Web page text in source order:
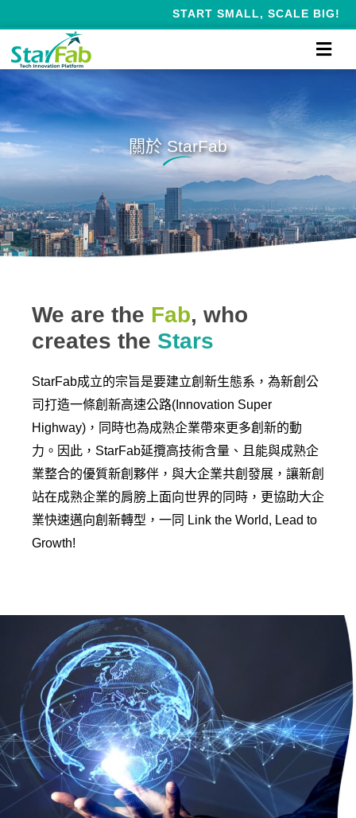
START SMALL, SCALE BIG!
關於 StarFab
We are the Fab, who
creates the Stars
StarFab成立的宗旨是要建立創新生態系，為新創公
司打造一條創新高速公路(Innovation Super
Highway)，同時也為成熟企業帶來更多創新的動
力。因此，StarFab延攬高技術含量、且能與成熟企
業整合的優質新創夥伴，與大企業共創發展，讓新創
站在成熟企業的肩膀上面向世界的同時，更協助大企
業快速邁向創新轉型，一同 Link the World, Lead to
Growth!